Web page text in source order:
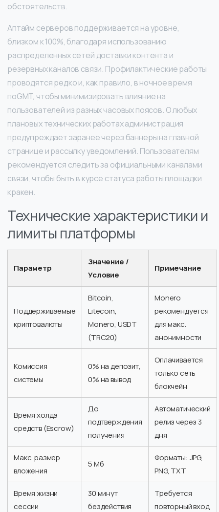
обстоятельств.
Аптайм серверов поддерживается на уровне,
близком к 100%, благодаря использованию
распределенных сетей доставки контента и
резервных каналов связи. Профилактические работы
проводятся редко и, как правило, в ночное время
поGMT, чтобы минимизировать влияние на
пользователей из разных часовых поясов. О любых
плановых технических работах администрация
предупреждает заранее через баннеры на главной
странице и рассылку уведомлений. Пользователям
рекомендуется следить за официальными каналами
связи, чтобы быть в курсе статуса работы площадки
кракен.
Технические характеристики и
лимиты платформы
Параметр
Значение /
Условие
Примечание
Поддерживаемые
криптовалюты
Bitcoin,
Litecoin,
Monero, USDT
(TRC20)
Monero
рекомендуется
для макс.
анонимности
Комиссия
системы
0% на депозит,
0% на вывод
Оплачивается
только сеть
блокчейн
Время холда
средств (Escrow)
До
подтверждения
получения
Автоматический
релиз через 3
дня
Макс. размер
вложения
5 Мб
Форматы: JPG,
PNG, TXT
Время жизни
сессии
30 минут
бездействия
Требуется
повторный вход